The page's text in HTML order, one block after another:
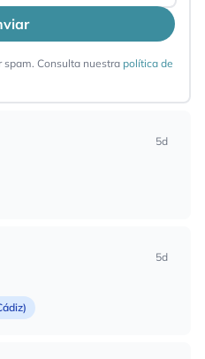
Consulta nuestra política de
5d
5d